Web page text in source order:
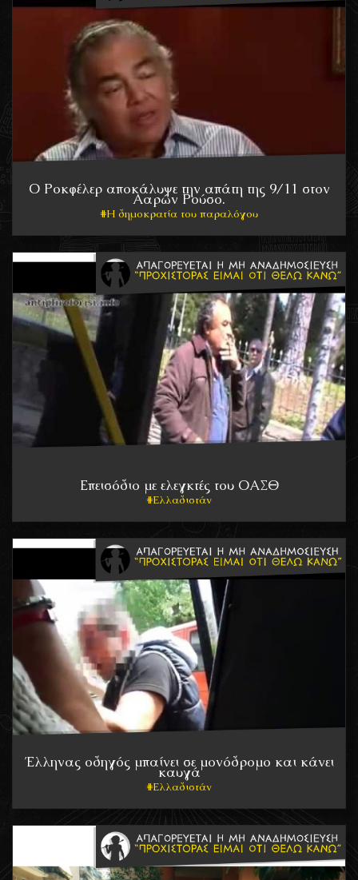
Ο Ροκφέλερ αποκάλυψε την απάτη της 9/11 στον
Ααρών Ρούσο.
Η δημοκρατία του παραλόγου
Επεισόδιο με ελεγκτές του ΟΑΣΘ
Ελλαδιστάν
Έλληνας οδηγός μπαίνει σε μονόδρομο και κάνει
καυγά
Ελλαδιστάν